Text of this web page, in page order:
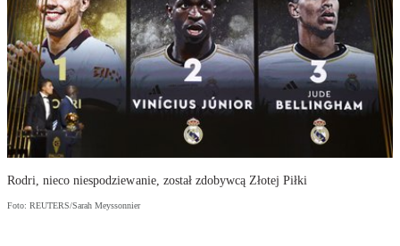
Rodri, nieco niespodziewanie, został zdobywcą Złotej Piłki
Foto: REUTERS/Sarah Meyssonnier